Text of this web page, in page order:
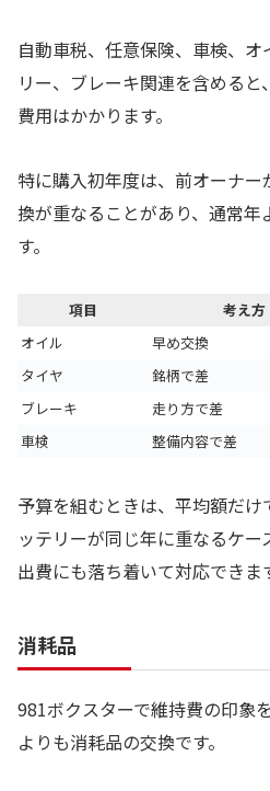
自動車税、任意保険、車検、
リー、ブレーキ関連を含める
費用はかかります。
特に購入初年度は、前オーナ
換が重なることがあり、通常
す。
項目 考え方
オイル
早め交換
タイヤ
銘柄で差
ブレーキ
走り方で差
車検
整備内容で差
予算を組むときは、平均額だ
ッテリーが同じ年に重なるケ
出費にも落ち着いて対応できま
消耗品
981ボクスターで維持費の印象
よりも消耗品の交換です。